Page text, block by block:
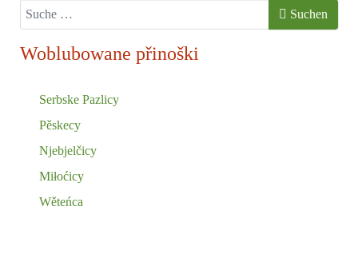
Suchen Suchen
Woblubowane přinoški
Serbske Pazlicy
Pěskecy
Njebjelčicy
Miłoćicy
Wěteńca